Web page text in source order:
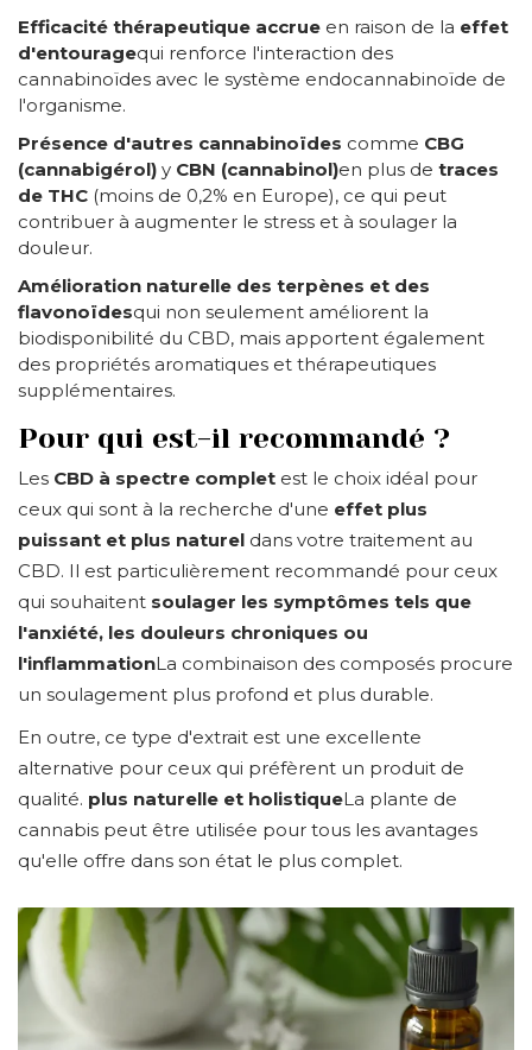
Efficacité thérapeutique accrue en raison de la effet
d'entouragequi renforce l'interaction des
cannabinoïdes avec le système endocannabinoïde de
l'organisme.
Présence d'autres cannabinoïdes comme CBG
(cannabigérol) y CBN (cannabinol)en plus de traces
de THC (moins de 0,2% en Europe), ce qui peut
contribuer à augmenter le stress et à soulager la
douleur.
Amélioration naturelle des terpènes et des
flavonoïdesqui non seulement améliorent la
biodisponibilité du CBD, mais apportent également
des propriétés aromatiques et thérapeutiques
supplémentaires.
Pour qui est-il recommandé ?
Les CBD à spectre complet est le choix idéal pour
ceux qui sont à la recherche d'une effet plus
puissant et plus naturel dans votre traitement au
CBD. Il est particulièrement recommandé pour ceux
qui souhaitent soulager les symptômes tels que
l'anxiété, les douleurs chroniques ou
l'inflammationLa combinaison des composés procure
un soulagement plus profond et plus durable.
En outre, ce type d'extrait est une excellente
alternative pour ceux qui préfèrent un produit de
qualité. plus naturelle et holistiqueLa plante de
cannabis peut être utilisée pour tous les avantages
qu'elle offre dans son état le plus complet.